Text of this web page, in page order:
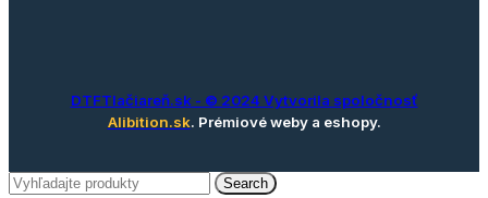
DTFTlačiareň.sk - © 2024 Vytvorila spoločnosť
Alibition.sk. Prémiové weby a eshopy.
Search